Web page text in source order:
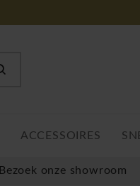
ACCESSOIRES
Bezoek onze showroom